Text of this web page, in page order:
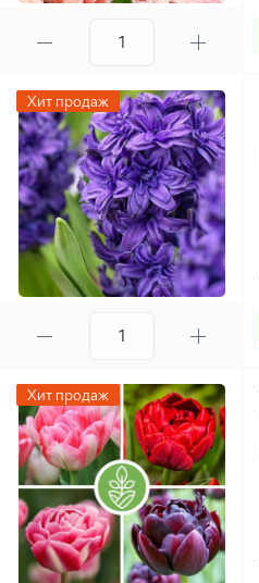
Хит продаж
Хит продаж